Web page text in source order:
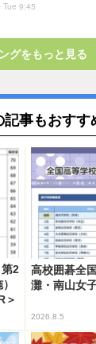
9:45
グをもっと見る
記事もおすす
2
＞
高校囲碁全
灘・南山女
2026.8.5